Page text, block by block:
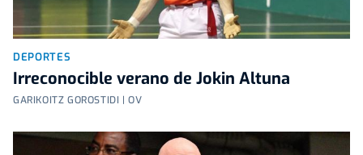
DEPORTES
Irreconocible verano de Jokin Altuna
GARIKOITZ GOROSTIDI | OV